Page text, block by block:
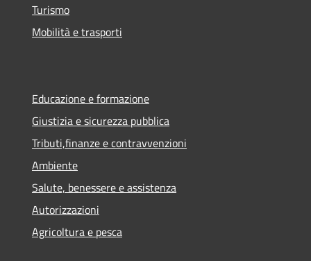
Turismo
Mobilità e trasporti
Educazione e formazione
Giustizia e sicurezza pubblica
Tributi,finanze e contravvenzioni
Ambiente
Salute, benessere e assistenza
Autorizzazioni
Agricoltura e pesca